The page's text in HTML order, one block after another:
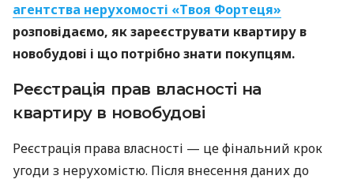
агентства нерухомості «Твоя Фортеця»
розповідаємо, як зареєструвати квартиру в
новобудові і що потрібно знати покупцям.
Реєстрація прав власності на
квартиру в новобудові
Реєстрація права власності — це фінальний крок
угоди з нерухомістю. Після внесення даних до